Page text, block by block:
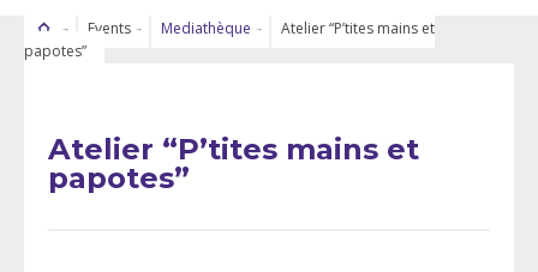
Events Mediathèque
Atelier “P’tites mains et
papotes”
Atelier “P’tites mains et
papotes”